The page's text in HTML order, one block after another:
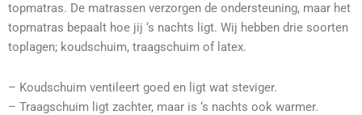
topmatras. De matrassen verzorgen de ondersteuning, maar het
topmatras bepaalt hoe jij ‘s nachts ligt. Wij hebben drie soorten
toplagen; koudschuim, traagschuim of latex.
– Koudschuim ventileert goed en ligt wat steviger.
– Traagschuim ligt zachter, maar is ‘s nachts ook warmer.